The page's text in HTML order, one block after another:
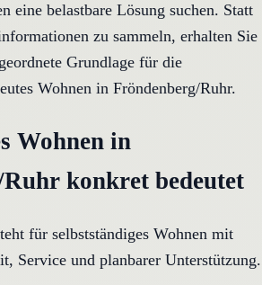
eine belastbare Lösung suchen. Statt
zu sammeln, erhalten Sie
Grundlage für die
Wohnen in Fröndenberg/Ruhr.
Wohnen in
konkret bedeutet
für selbstständiges Wohnen mit
Service und planbarer Unterstützung.